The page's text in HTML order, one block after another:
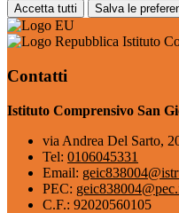
Accetta tutti Salva le
Istituto
Contatti
Istituto Comprensivo San
via Andrea Del Sarto,
Tel: 0106045331
Email:
PEC:
C.F.: 92020560105